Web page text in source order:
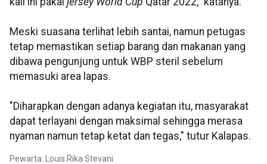
Meski suasana terlihat lebih santai, namun petugas
tetap memastikan setiap barang dan makanan yang
dibawa pengunjung untuk WBP steril sebelum
memasuki area lapas.
"Diharapkan dengan adanya kegiatan itu, masyarakat
dapat terlayani dengan maksimal sehingga merasa
nyaman namun tetap ketat dan tegas," tutur Kalapas.
Pewarta: Louis Rika Stevani